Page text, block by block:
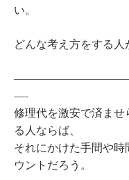
い。
どんな考え方をする人
—-
修理代を激安で済ま
る人ならば、
それにかけた手間や
ウントだろう。